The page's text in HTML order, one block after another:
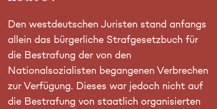
Den westdeutschen Juristen stand anfangs
allein das bürgerliche Strafgesetzbuch für
die Bestrafung der von den
Nationalsozialisten begangenen Verbrechen
zur Verfügung. Dieses war jedoch nicht auf
die Bestrafung von staatlich organisierten